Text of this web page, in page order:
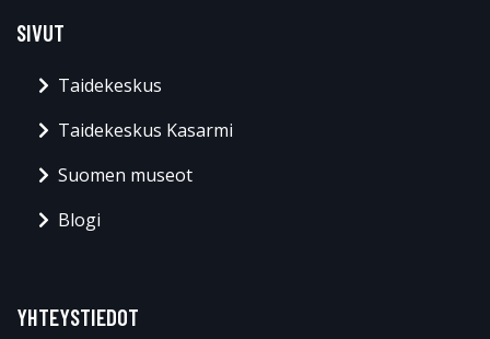
SIVUT
Taidekeskus
Taidekeskus Kasarmi
Suomen museot
Blogi
YHTEYSTIEDOT